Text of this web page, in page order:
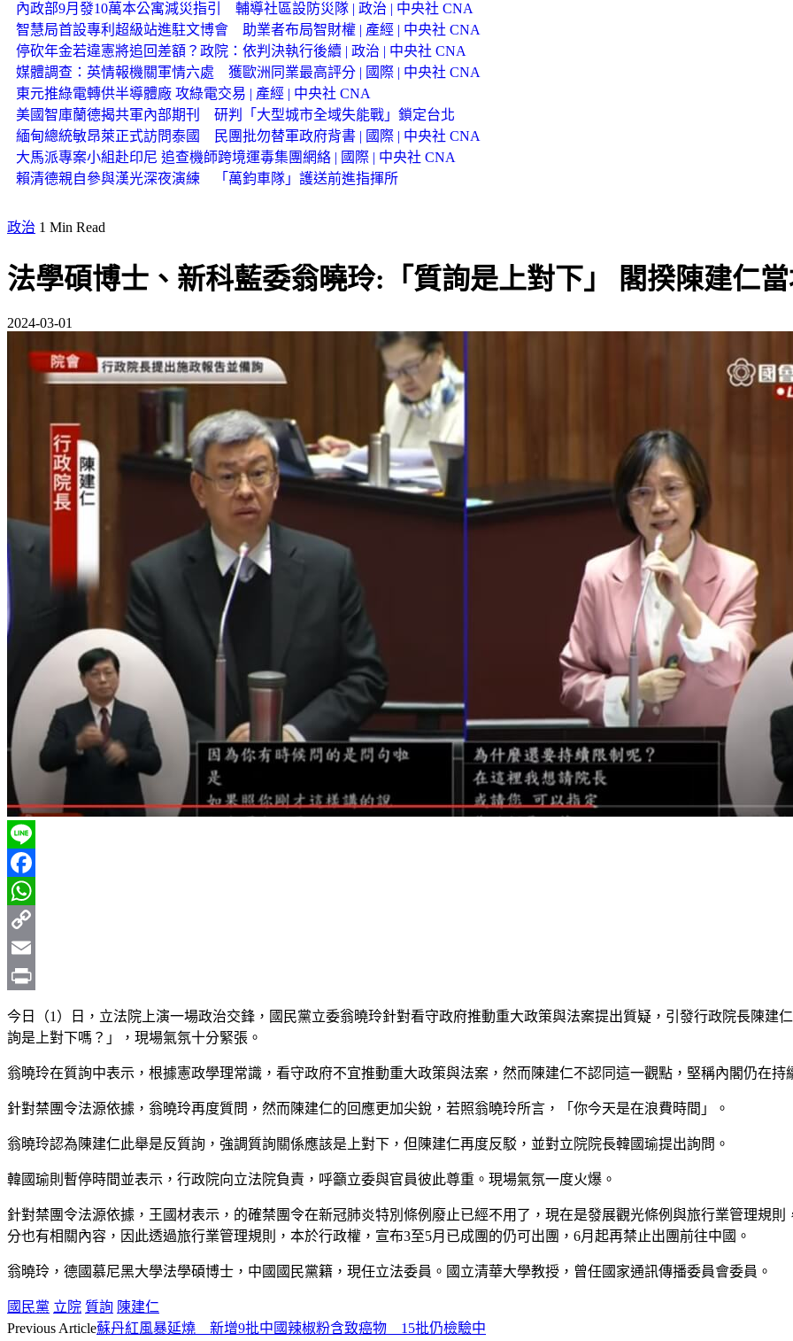
內政部9月發10萬本公寓減災指引 輔導社區設防災隊 | 政治 | 中央社 CNA
智慧局首設專利超級站進駐文博會 助業者布局智財權 | 產經 | 中央社 CNA
停砍年金若違憲將追回差額？政院：依判決執行後續 | 政治 | 中央社 CNA
媒體調查：英情報機關軍情六處 獲歐洲同業最高評分 | 國際 | 中央社 CNA
東元推綠電轉供半導體廠 攻綠電交易 | 產經 | 中央社 CNA
美國智庫蘭德揭共軍內部期刊 研判「大型城市全域失能戰」鎖定台北
緬甸總統敏昂萊正式訪問泰國 民團批勿替軍政府背書 | 國際 | 中央社 CNA
大馬派專案小組赴印尼 追查機師跨境運毒集團網絡 | 國際 | 中央社 CNA
賴清德親自參與漢光深夜演練 「萬鈞車隊」護送前進指揮所
政治 1 Min Read
法學碩博士、新科藍委翁曉玲:「質詢是上對下」 閣揆陳建仁
2024-03-01
Line
Facebook
WhatsApp
Copy
Link
Email
今日（1）日，立法院上演一場政治交鋒，國民黨立委翁曉玲針對看守政府推動重大政策與法案提出質疑，引發行政院長陳建
詢是上對下嗎？」，現場氣氛十分緊張。
翁曉玲在質詢中表示，根據憲政學理常識，看守政府不宜推動重大政策與法案，然而陳建仁不認同這一觀點，堅稱內閣仍在
針對禁團令法源依據，翁曉玲再度質問，然而陳建仁的回應更加尖銳，若照翁曉玲所言，「你今天是在浪費時間」。
翁曉玲認為陳建仁此舉是反質詢，強調質詢關係應該是上對下，但陳建仁再度反駁，並對立院院長韓國瑜提出詢問。
韓國瑜則暫停時間並表示，行政院向立法院負責，呼籲立委與官員彼此尊重。現場氣氛一度火爆。
針對禁團令法源依據，王國材表示，的確禁團令在新冠肺炎特別條例廢止已經不用了，現在是發展觀光條例與旅行業管理規
分也有相關內容，因此透過旅行業管理規則，本於行政權，宣布3至5月已成團的仍可出團，6月起再禁止出團前往中國。
翁曉玲，德國慕尼黑大學法學碩博士，中國國民黨籍，現任立法委員。國立清華大學教授，曾任國家通訊傳播委員會委員。
國民黨 立院 質詢 陳建仁
Previous Article蘇丹紅風暴延燒 新增9批中國辣椒粉含致癌物 15批仍檢驗中